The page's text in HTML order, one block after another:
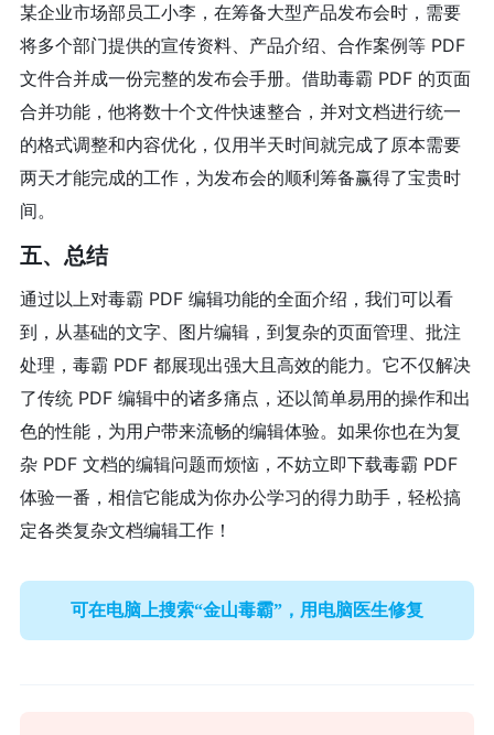
某企业市场部员工小李，在筹备大型产品发布会时，需要
将多个部门提供的宣传资料、产品介绍、合作案例等 PDF
文件合并成一份完整的发布会手册。借助毒霸 PDF 的页面
合并功能，他将数十个文件快速整合，并对文档进行统一
的格式调整和内容优化，仅用半天时间就完成了原本需要
两天才能完成的工作，为发布会的顺利筹备赢得了宝贵时
间。
五、总结
通过以上对毒霸 PDF 编辑功能的全面介绍，我们可以看
到，从基础的文字、图片编辑，到复杂的页面管理、批注
处理，毒霸 PDF 都展现出强大且高效的能力。它不仅解决
了传统 PDF 编辑中的诸多痛点，还以简单易用的操作和出
色的性能，为用户带来流畅的编辑体验。如果你也在为复
杂 PDF 文档的编辑问题而烦恼，不妨立即下载毒霸 PDF
体验一番，相信它能成为你办公学习的得力助手，轻松搞
定各类复杂文档编辑工作！
可在电脑上搜索“金山毒霸”，用电脑医生修复